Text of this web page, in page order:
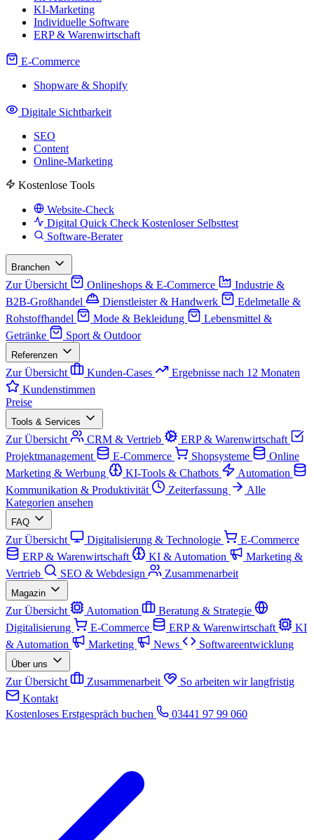
KI-Marketing
Individuelle Software
ERP & Warenwirtschaft
E-Commerce
Shopware & Shopify
Digitale Sichtbarkeit
SEO
Content
Online-Marketing
Kostenlose Tools
Website-Check
Digital Quick Check Kostenloser Selbsttest
Software-Berater
Branchen
Zur Übersicht Onlineshops & E-Commerce
Industrie &
B2B-Großhandel
Dienstleister & Handwerk
Edelmetalle &
Rohstoffhandel
Mode & Bekleidung
Lebensmittel &
Getränke
Sport & Outdoor
Referenzen
Zur Übersicht Kunden-Cases
Ergebnisse nach 12 Monaten
Kundenstimmen
Preise
Tools & Services
Zur Übersicht CRM & Vertrieb
ERP & Warenwirtschaft
Projektmanagement
E-Commerce Shopsysteme
Online
Marketing & Werbung
KI-Tools & Chatbots
Automation
Kommunikation & Produktivität
Zeiterfassung
Alle
Kategorien ansehen
FAQ
Zur Übersicht Digitalisierung & Technologie
E-Commerce
ERP & Warenwirtschaft
KI & Automation
Marketing &
Vertrieb
SEO & Webdesign Zusammenarbeit
Magazin
Zur Übersicht Automation
Beratung & Strategie
Digitalisierung
E-Commerce ERP & Warenwirtschaft
KI
& Automation
Marketing News Softwareentwicklung
Über uns
Zur Übersicht Zusammenarbeit
So arbeiten wir langfristig
Kontakt
Kostenloses Erstgespräch buchen
03441 97 99 060